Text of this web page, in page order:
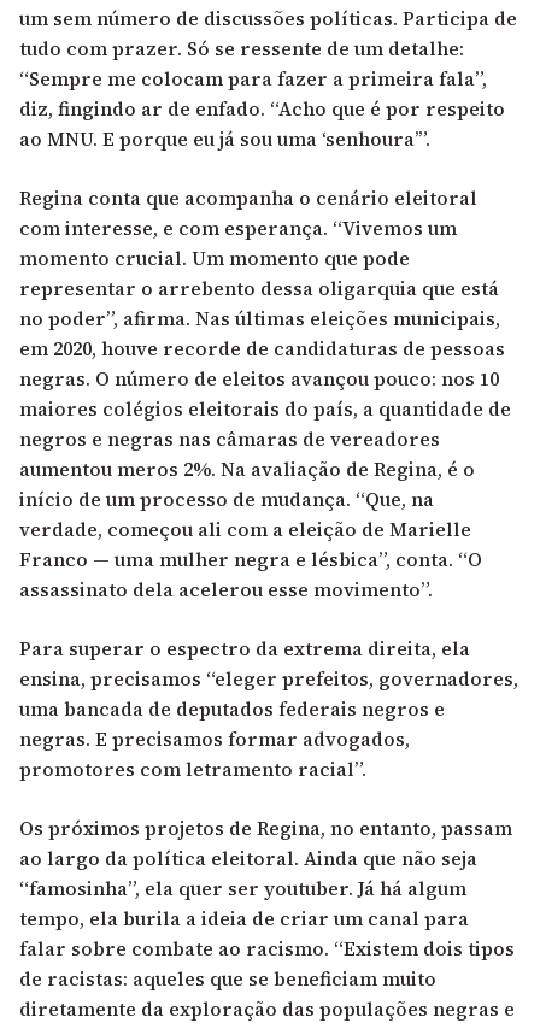
um sem número de discussões políticas. Participa de
tudo com prazer. Só se ressente de um detalhe:
“Sempre me colocam para fazer a primeira fala”,
diz, fingindo ar de enfado. “Acho que é por respeito
ao MNU. E porque eu já sou uma ‘senhoura’”.
Regina conta que acompanha o cenário eleitoral
com interesse, e com esperança. “Vivemos um
momento crucial. Um momento que pode
representar o arrebento dessa oligarquia que está
no poder”, afirma. Nas últimas eleições municipais,
em 2020, houve recorde de candidaturas de pessoas
negras. O número de eleitos avançou pouco: nos 10
maiores colégios eleitorais do país, a quantidade de
negros e negras nas câmaras de vereadores
aumentou meros 2%. Na avaliação de Regina, é o
início de um processo de mudança. “Que, na
verdade, começou ali com a eleição de Marielle
Franco — uma mulher negra e lésbica”, conta. “O
assassinato dela acelerou esse movimento”.
Para superar o espectro da extrema direita, ela
ensina, precisamos “eleger prefeitos, governadores,
uma bancada de deputados federais negros e
negras. E precisamos formar advogados,
promotores com letramento racial”.
Os próximos projetos de Regina, no entanto, passam
ao largo da política eleitoral. Ainda que não seja
“famosinha”, ela quer ser youtuber. Já há algum
tempo, ela burila a ideia de criar um canal para
falar sobre combate ao racismo. “Existem dois tipos
de racistas: aqueles que se beneficiam muito
diretamente da exploração das populações negras e